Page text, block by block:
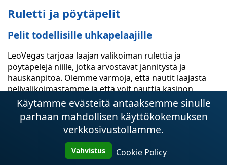
Ruletti ja pöytäpelit
Pelit todellisille uhkapelaajille
LeoVegas tarjoaa laajan valikoiman rulettia ja
pöytäpelejä niille, jotka arvostavat jännitystä ja
hauskanpitoa. Olemme varmoja, että nautit laajasta
pelivalikoimastamme ja että voit nauttia kasinon
tunnelmasta mukavasti omasta kodistasi käsin.
Valtava pelivalikoima ja mahdollisuus
pelata rahasta
Meillä on suosituimmat ruletti- ja pöytäpelit:
eurooppalainen ruletti, amerikkalainen ruletti,
Käytämme evästeitä antaaksemme sinulle
parhaan mahdollisen käyttökokemuksen
verkkosivustollamme.
Vahvistus Cookie Policy